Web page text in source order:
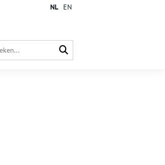
NL EN